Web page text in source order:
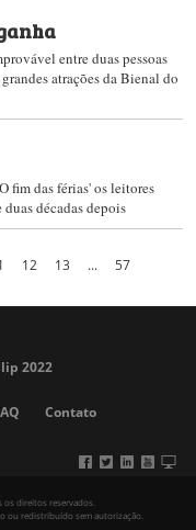
entre duas pessoas
atrações da Bienal do
fim das férias' os leitores
décadas depois
12 13 ... 57
2022
Contato
direitos reservados.
ou redistribuído sem autorização.